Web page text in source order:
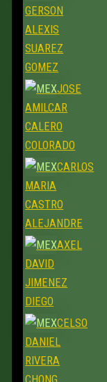
GERSON
ALEXIS
SUAREZ
GOMEZ
JOSE
AMILCAR
CALERO
COLORADO
CARLOS
MARIA
CASTRO
ALEJANDRE
AXEL
DAVID
JIMENEZ
DIEGO
CELSO
DANIEL
RIVERA